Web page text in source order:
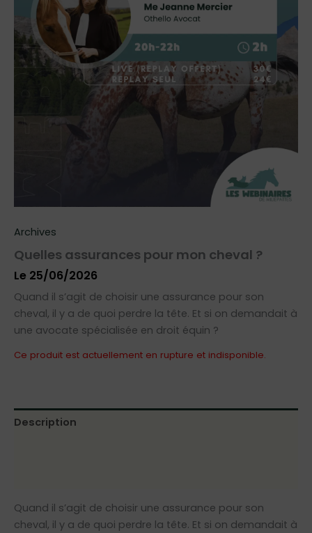
Archives
Quelles assurances pour mon cheval ?
Le 25/06/2026
Quand il s’agit de choisir une assurance pour son
cheval, il y a de quoi perdre la tête. Et si on demandait à
une avocate spécialisée en droit équin ?
Ce produit est actuellement en rupture et indisponible.
Description
Quand il s’agit de choisir une assurance pour son
cheval, il y a de quoi perdre la tête. Et si on demandait à